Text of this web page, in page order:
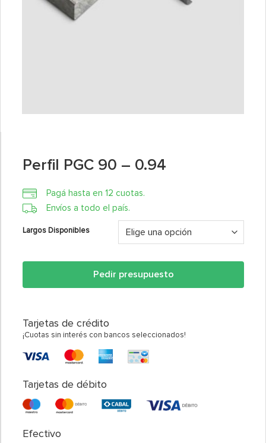
Perfil PGC 90 – 0.94
Pagá hasta en 12 cuotas.
Envíos a todo el país.
Largos Disponibles
Pedir presupuesto
Tarjetas de crédito
¡Cuotas sin interés con bancos seleccionados!
Tarjetas de débito
Efectivo